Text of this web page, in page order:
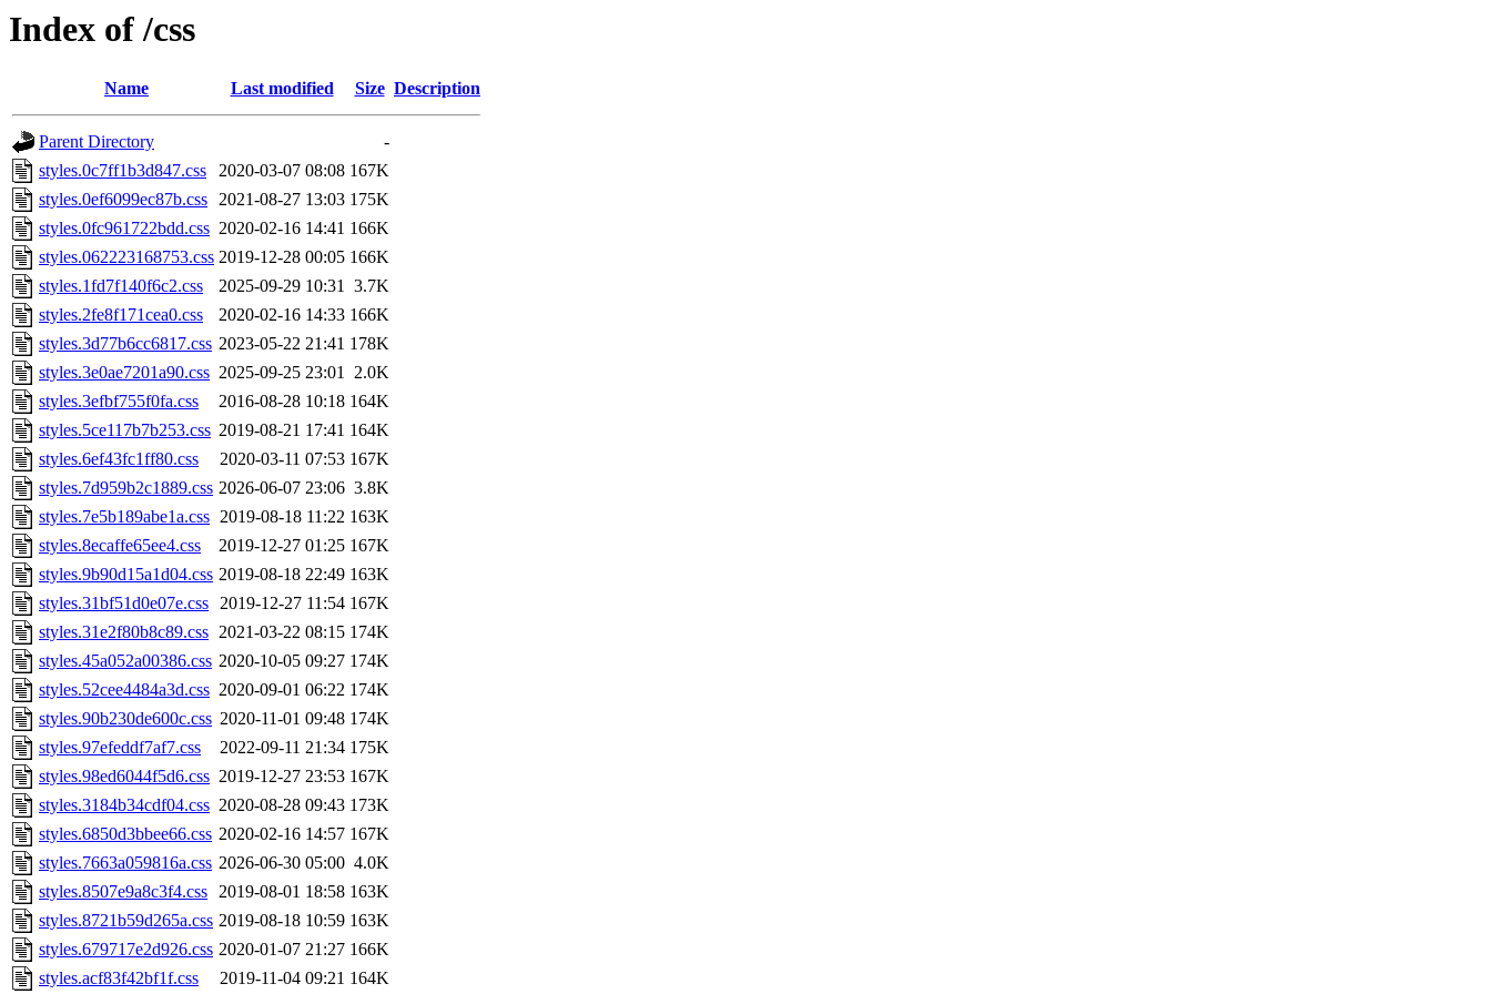
Index of /css
Name Last modified Size Description
Parent Directory
-
styles.0c7ff1b3d847.css
2020-03-07 08:08 167K
styles.0ef6099ec87b.css 2021-08-27 13:03 175K
styles.0fc961722bdd.css 2020-02-16 14:41 166K
styles.062223168753.css 2019-12-28 00:05 166K
styles.1fd7f140f6c2.css
2025-09-29 10:31 3.7K
styles.2fe8f171cea0.css
2020-02-16 14:33 166K
styles.3d77b6cc6817.css 2023-05-22 21:41 178K
styles.3e0ae7201a90.css 2025-09-25 23:01 2.0K
styles.3efbf755f0fa.css
2016-08-28 10:18 164K
styles.5ce117b7b253.css 2019-08-21 17:41 164K
styles.6ef43fc1ff80.css
2020-03-11 07:53 167K
styles.7d959b2c1889.css 2026-06-07 23:06 3.8K
styles.7e5b189abe1a.css 2019-08-18 11:22 163K
styles.8ecaffe65ee4.css
2019-12-27 01:25 167K
styles.9b90d15a1d04.css 2019-08-18 22:49 163K
styles.31bf51d0e07e.css 2019-12-27 11:54 167K
styles.31e2f80b8c89.css 2021-03-22 08:15 174K
styles.45a052a00386.css 2020-10-05 09:27 174K
styles.52cee4484a3d.css 2020-09-01 06:22 174K
styles.90b230de600c.css 2020-11-01 09:48 174K
styles.97efeddf7af7.css
2022-09-11 21:34 175K
styles.98ed6044f5d6.css 2019-12-27 23:53 167K
styles.3184b34cdf04.css 2020-08-28 09:43 173K
styles.6850d3bbee66.css 2020-02-16 14:57 167K
styles.7663a059816a.css 2026-06-30 05:00 4.0K
styles.8507e9a8c3f4.css 2019-08-01 18:58 163K
styles.8721b59d265a.css 2019-08-18 10:59 163K
styles.679717e2d926.css 2020-01-07 21:27 166K
styles.acf83f42bf1f.css
2019-11-04 09:21 164K